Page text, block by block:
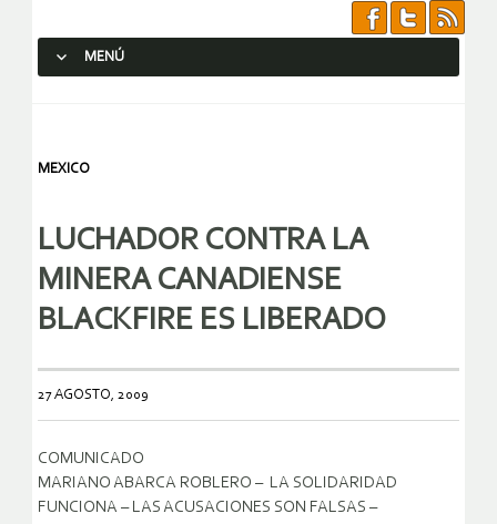
MENÚ
MEXICO
LUCHADOR CONTRA LA
MINERA CANADIENSE
BLACKFIRE ES LIBERADO
27 AGOSTO, 2009
COMUNICADO
MARIANO ABARCA ROBLERO – LA SOLIDARIDAD
FUNCIONA – LAS ACUSACIONES SON FALSAS –